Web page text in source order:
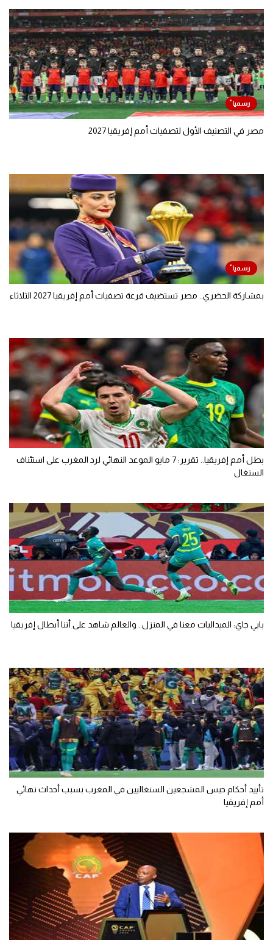
مصر في التصنيف الأول لتصفيات أمم إفريقيا 2027
بمشاركة الحضري.. مصر تستضيف قرعة تصفيات أمم إفريقيا 2027 الثلاثاء
بطل أمم إفريقيا.. تقرير: 7 مايو الموعد النهائي لرد المغرب على استئناف
السنغال
بابي جاي: الميداليات معنا في المنزل.. والعالم شاهد على أننا أبطال إفريقيا
تأييد أحكام حبس المشجعين السنغاليين في المغرب بسبب أحداث نهائي
أمم إفريقيا